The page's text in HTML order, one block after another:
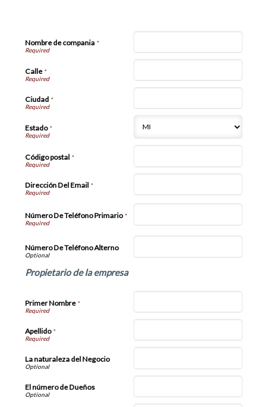
Nombre de compania*
Calle*
Ciudad *
Estado*
Código postal *
Dirección Del Email *
Número De Teléfono Primario*
Número De Teléfono Alterno
Propietario de la empresa
Primer Nombre *
Apellido*
La naturaleza del Negocio
El número de Dueños